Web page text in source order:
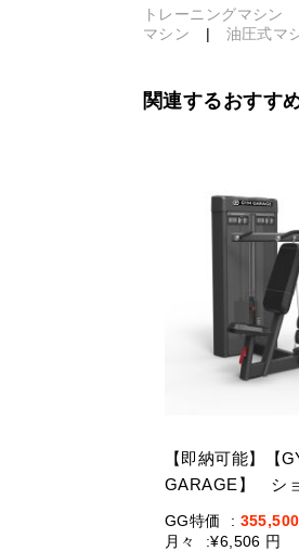
トレーニングマシン
マシン | 油圧式マ
関連するおすす
【即納可能】【
GARAGE】 シ
GG-C12003-H2(
ク重量109kg)
GG特価 : 355,500
月々
:¥6,506 円